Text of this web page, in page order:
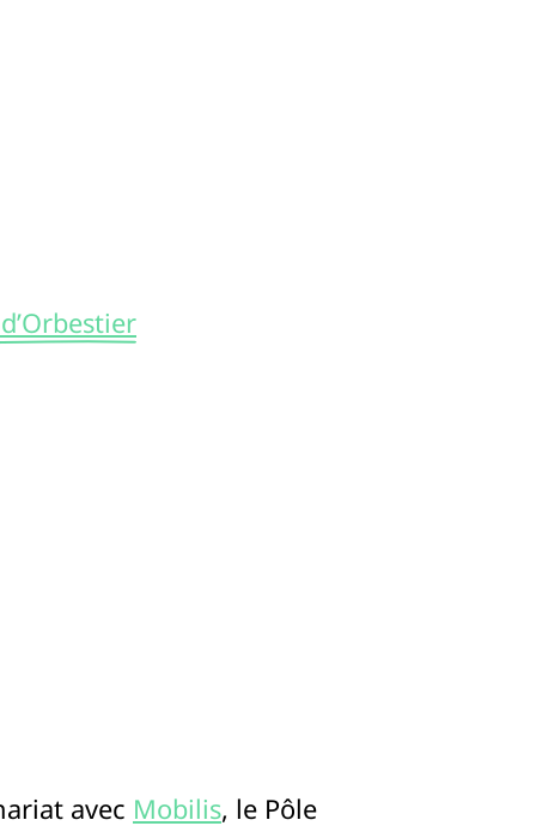
avec Mobilis, le Pôle